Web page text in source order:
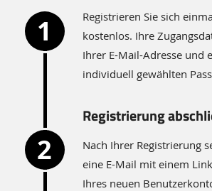
Registrieren Sie sich
kostenlos. Ihre
Ihrer E-Mail-Adresse und
individuell gewählten
Registrierung
Nach Ihrer Registrierung
eine E-Mail mit einem
Ihres neuen